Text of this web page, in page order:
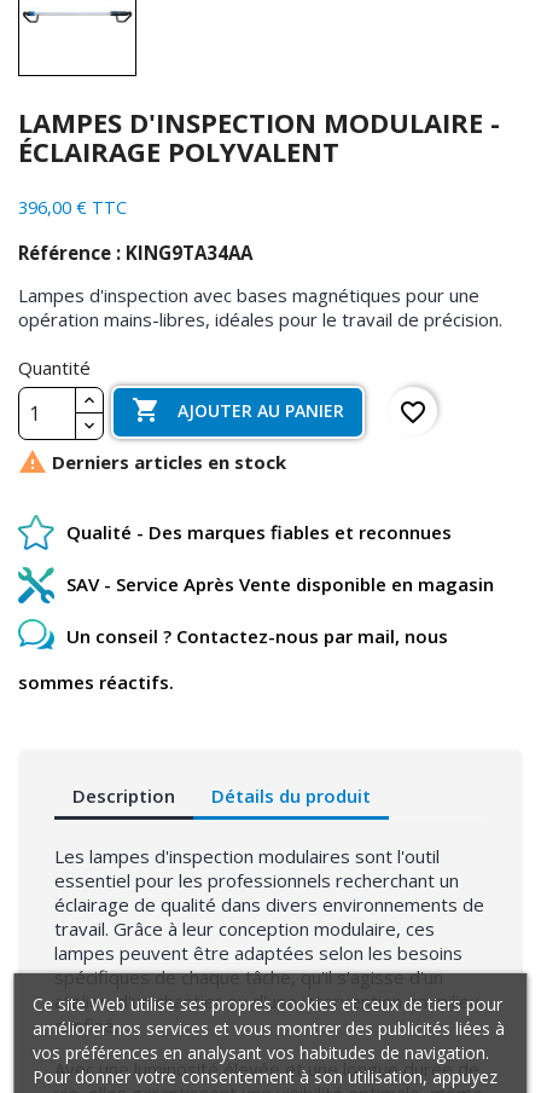
LAMPES D'INSPECTION MODULAIRE -
ÉCLAIRAGE POLYVALENT
396,00 € TTC
Référence : KING9TA34AA
Lampes d'inspection avec bases magnétiques pour une
opération mains-libres, idéales pour le travail de précision.
Quantité
 AJOUTER AU PANIER
favorite_border
 Derniers articles en stock
Qualité - Des marques fiables et reconnues
SAV - Service Après Vente disponible en magasin
Un conseil ? Contactez-nous par mail, nous
sommes réactifs.
Description Détails du produit
Les lampes d'inspection modulaires sont l'outil
essentiel pour les professionnels recherchant un
éclairage de qualité dans divers environnements de
travail. Grâce à leur conception modulaire, ces
lampes peuvent être adaptées selon les besoins
spécifiques de chaque tâche, qu'il s'agisse d'un
atelier, d'un chantier ou d'une intervention en milieu
confiné.
Avec une luminosité élevée et une longue durée de
Ce site Web utilise ses propres cookies et ceux de tiers pour
améliorer nos services et vous montrer des publicités liées à
vos préférences en analysant vos habitudes de navigation.
Pour donner votre consentement à son utilisation, appuyez